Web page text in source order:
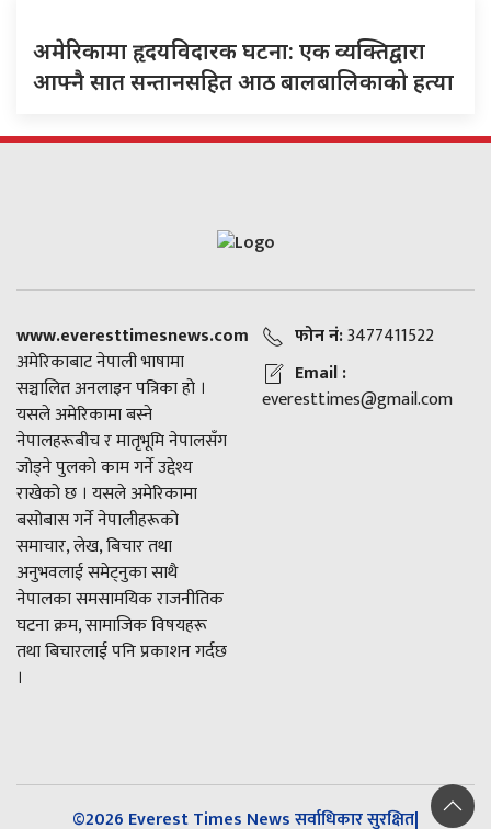
अमेरिकामा हृदयविदारक घटना: एक व्यक्तिद्वारा
आफ्नै सात सन्तानसहित आठ बालबालिकाको हत्या
www.everesttimesnews.com
अमेरिकाबाट नेपाली भाषामा
सञ्चालित अनलाइन पत्रिका हो ।
यसले अमेरिकामा बस्ने
नेपालहरूबीच र मातृभूमि नेपालसँग
जोड्ने पुलको काम गर्ने उद्देश्य
राखेको छ । यसले अमेरिकामा
बसोबास गर्ने नेपालीहरूको
समाचार, लेख, बिचार तथा
अनुभवलाई समेट्नुका साथै
नेपालका समसामयिक राजनीतिक
घटना क्रम, सामाजिक विषयहरू
तथा बिचारलाई पनि प्रकाशन गर्दछ
।
फोन नं:3477411522
Email :
everesttimes@gmail.com
©2026 Everest Times News सर्वाधिकार सुरक्षित|